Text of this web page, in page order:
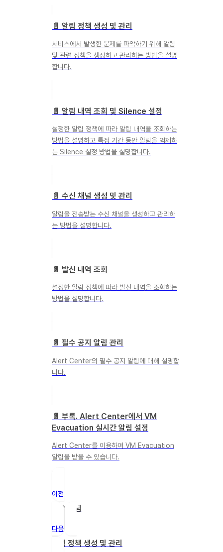
📄️ 알림 정책 생성 및 관리
서비스에서 발생한 문제를 파악하기 위해 알림
및 관련 정책을 생성하고 관리하는 방법을 설명
합니다.
📄️ 알림 내역 조회 및 Silence 설정
설정한 알림 정책에 따라 알림 내역을 조회하는
방법을 설명하고 특정 기간 동안 알림을 억제하
는 Silence 설정 방법을 설명합니다.
📄️ 수신 채널 생성 및 관리
알림을 전송받는 수신 채널을 생성하고 관리하
는 방법을 설명합니다.
📄️ 발신 내역 조회
설정한 알림 정책에 따라 발신 내역을 조회하는
방법을 설명합니다.
📄️ 필수 공지 알림 관리
Alert Center의 필수 공지 알림에 대해 설명합
니다.
📄️ 부록. Alert Center에서 VM
Evacuation 실시간 알림 설정
Alert Center를 이용하여 VM Evacuation
알림을 받을 수 있습니다.
이전
주요 개념
다음
알림 정책 생성 및 관리